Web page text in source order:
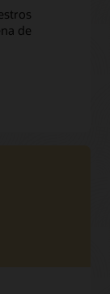
de